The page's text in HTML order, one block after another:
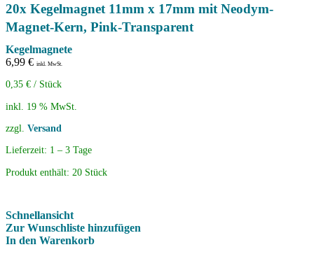
20x Kegelmagnet 11mm x 17mm mit Neodym-
Magnet-Kern, Pink-Transparent
Kegelmagnete
6,99 € inkl. MwSt.
0,35 € / Stück
inkl. 19 % MwSt.
zzgl. Versand
Lieferzeit: 1 – 3 Tage
Produkt enthält: 20 Stück
Schnellansicht
Zur Wunschliste hinzufügen
In den Warenkorb